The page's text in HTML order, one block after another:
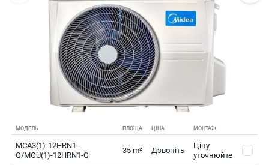
МОДЕЛЬ ПЛОЩА ЦІНА МОНТАЖ
MCA3(1)-12HRN1-
Q/MOU(1)-12HRN1-Q
35 m² Дзвоніть
Ціну
уточнюйте